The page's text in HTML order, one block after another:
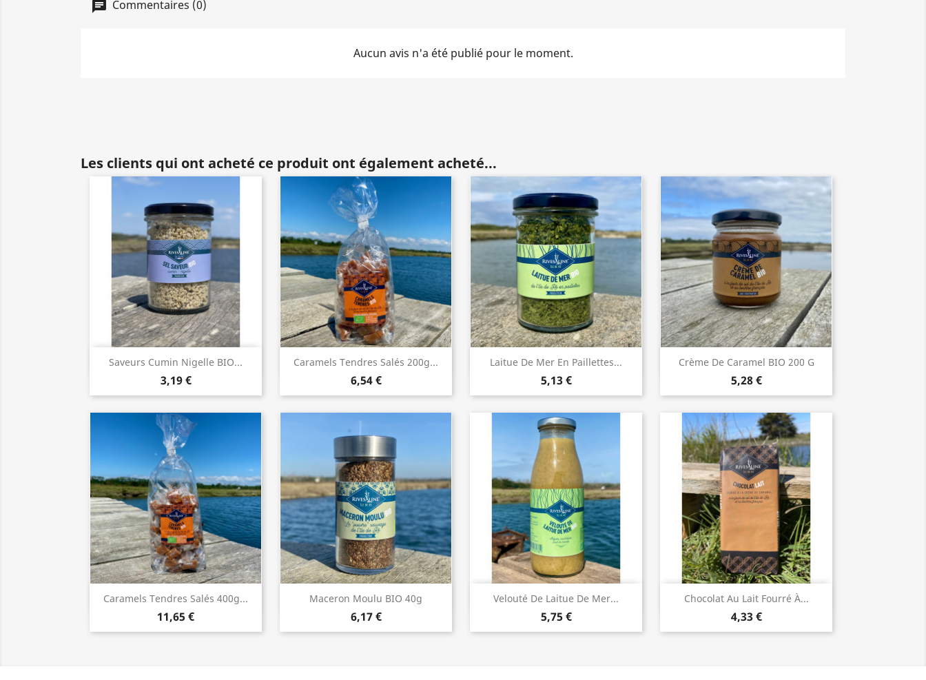
Commentaires (0)
Aucun avis n'a été publié pour le moment.
Les clients qui ont acheté ce produit ont également acheté...
Saveurs Cumin Nigelle BIO...
3,19 €
 Aperçu rapide Caramels Tendres Salés 200g...
6,54 €
Aperçu rapide Laitue De Mer En Paillettes...
5,13 €
Aperçu rapide Crème De Caramel BIO 200 G
5,28 €
Aperçu rapide
Caramels Tendres Salés 400g...
11,65 €
Aperçu rapide Maceron Moulu BIO 40g
6,17 €
Aperçu rapide Velouté De Laitue De Mer...
5,75 €
Aperçu rapide Chocolat Au Lait Fourré À...
4,33 €
Aperçu rapide